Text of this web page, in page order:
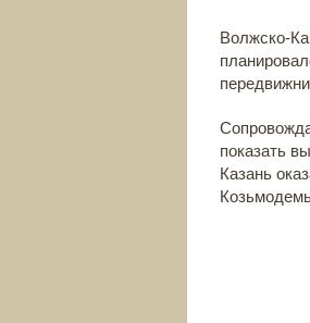
Волжско-
показать
Казань